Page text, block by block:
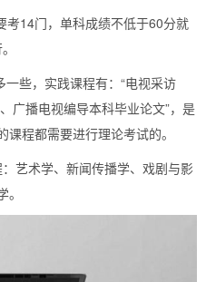
考14门，单科成绩不低于60分就
些，实践课程有：“电视采访
广播电视编导本科毕业论文”，是
程都需要进行理论考试的。
艺术学、新闻传播学、戏剧与影
。